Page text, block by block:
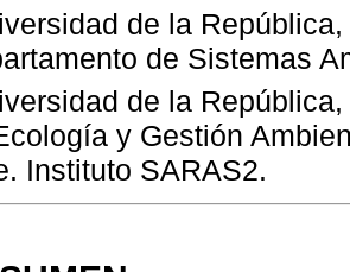
de la
de Sistemas
de la
y Gestión
Instituto SARAS2.